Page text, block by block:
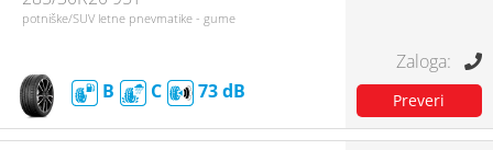
potniške/SUV letne pnevmatike - gume
B C 73